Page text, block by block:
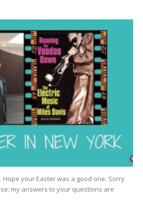
your Easter was a good one. Sorry
my answers to your questions are